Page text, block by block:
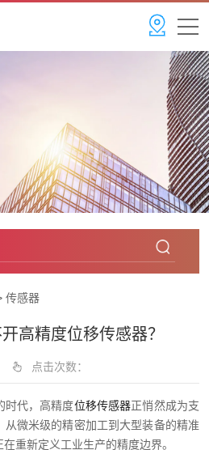
传感器
高精度位移传感器？
点击次数：
时代，高精度位移传感器正悄然成为支
微米级的精密加工到大型装备的精准
重新定义工业生产的精度边界。